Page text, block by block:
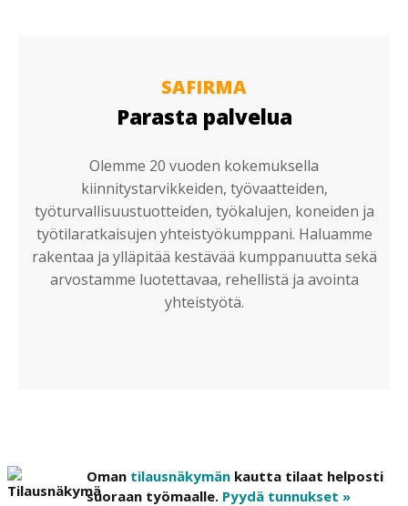
SAFIRMA
Parasta palvelua
Olemme 20 vuoden kokemuksella
kiinnitystarvikkeiden, työvaatteiden,
työturvallisuustuotteiden, työkalujen, koneiden ja
työtilaratkaisujen yhteistyökumppani. Haluamme
rakentaa ja ylläpitää kestävää kumppanuutta sekä
arvostamme luotettavaa, rehellistä ja avointa
yhteistyötä.
Oman tilausnäkymän kautta tilaat helposti
suoraan työmaalle. Pyydä tunnukset »